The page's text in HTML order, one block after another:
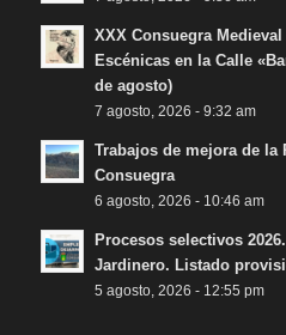
XXX Consuegra
Escénicas en la Calle
de agosto)
7 agosto, 2026 - 9:32 am
Trabajos de mejora de la
Consuegra
6 agosto, 2026 - 10:46 am
Procesos selectivos
Jardinero. Listado
5 agosto, 2026 - 12:55 pm